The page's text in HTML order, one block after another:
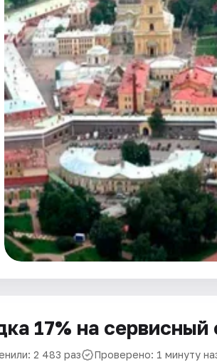
17% на сервисный
2 483 раз Проверено: 1 минуту